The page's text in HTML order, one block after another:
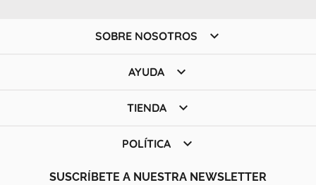
SOBRE NOSOTROS 
AYUDA 
TIENDA 
POLÍTICA 
SUSCRÍBETE A NUESTRA NEWSLETTER